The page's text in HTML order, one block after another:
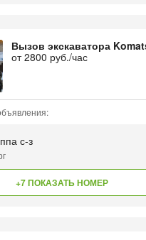
Вызов экскаватора
от2800 руб./час
с-з
+7 ПОКАЗАТЬ НОМЕР